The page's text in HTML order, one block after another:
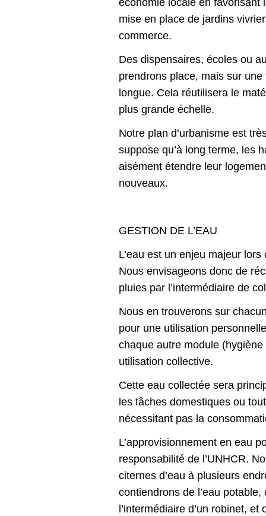
économie locale en favorisant
mise en place de jardins
commerce.
Des dispensaires, écoles ou
prendrons place, mais sur
longue. Cela réutilisera le
plus grande échelle.
Notre plan d’urbanisme est
suppose qu’à long terme, les
aisément étendre leur
nouveaux.
GESTION DE L’EAU
L’eau est un enjeu majeur
Nous envisageons donc de
pluies par l’intermédiaire de
Nous en trouverons sur
pour une utilisation
chaque autre module
utilisation collective.
Cette eau collectée sera
les tâches domestiques ou
nécessitant pas la
L’approvisionnement en eau
responsabilité de l’UNHCR.
citernes d’eau à plusieurs
contiendrons de l’eau potable,
l’intermédiaire d’un robinet,